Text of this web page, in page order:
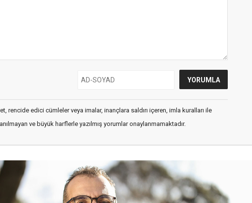
rencide edici cümleler veya imalar, inançlara saldırı içeren, imla kuralları ile
ve büyük harflerle yazılmış yorumlar onaylanmamaktadır.